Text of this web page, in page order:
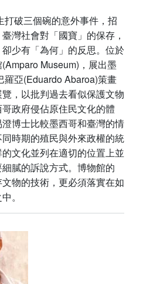
破三個碗的意外事件，招
灣社會對「國寶」的保存，
少有「為何」的反思。位於
Museum)，展出墨
羅亞(Eduardo Abaroa)策畫
，以批判過去看似保護文物
政府侵佔原住民文化的體
博士比較墨西哥和臺灣的情
時期的殖民與外來政權的統
文化並列在適切的位置上並
膩的訴說方式。博物館的
文物的技術，更必須落實在如
。